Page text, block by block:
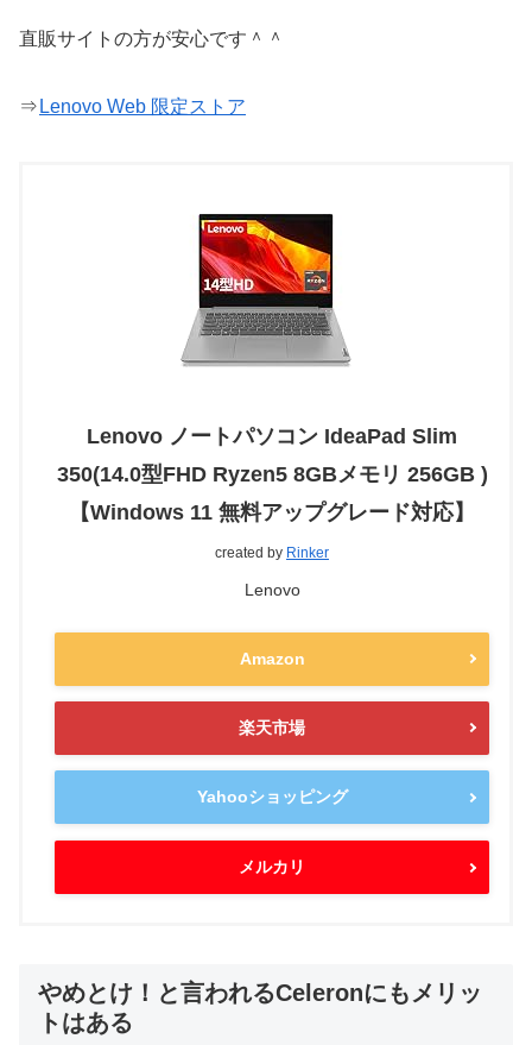
直販サイトの方が安心です＾＾
⇒ Lenovo Web 限定ストア
Lenovo ノートパソコン IdeaPad Slim
350(14.0型FHD Ryzen5 8GBメモリ 256GB )
【Windows 11 無料アップグレード対応】
created by Rinker
Lenovo
Amazon
楽天市場
Yahooショッピング
メルカリ
やめとけ！と言われるCeleronにもメリッ
トはある